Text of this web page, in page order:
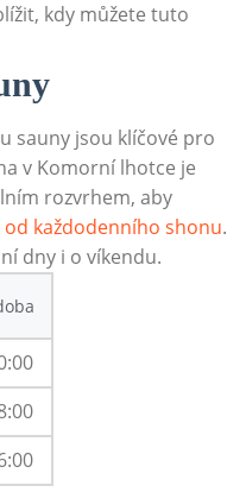
kdy můžete tuto
sauny jsou klíčové pro
v Komorní lhotce je
rozvrhem, aby
každodenního shonu.
dny i o víkendu.